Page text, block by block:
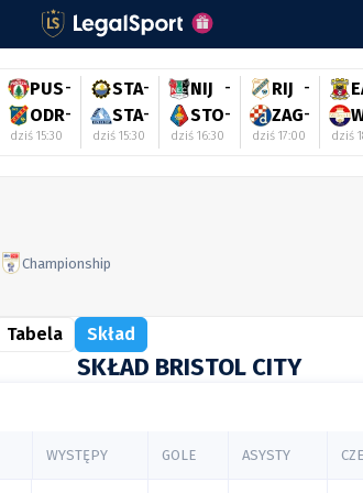
PUS-
ODR-
dziś 15:30
STA-
STA-
dziś 15:30
NIJ -
STO-
dziś 16:30
RIJ -
ZAG-
dziś 17:00 dziś
Championship
Tabela Skład
SKŁAD BRISTOL CITY
WYSTĘPY GOLE ASYSTY